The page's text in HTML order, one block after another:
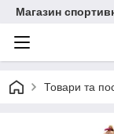
Магазин
Товари та